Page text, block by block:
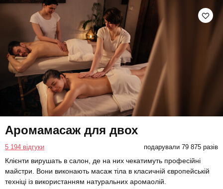
Аромамасаж для двох
5 194 відгуки подарували 79 875 разів
Клієнти вирушать в салон, де на них чекатимуть професійні
майстри. Вони виконають масаж тіла в класичній європейській
техніці із використанням натуральних аромаолій.